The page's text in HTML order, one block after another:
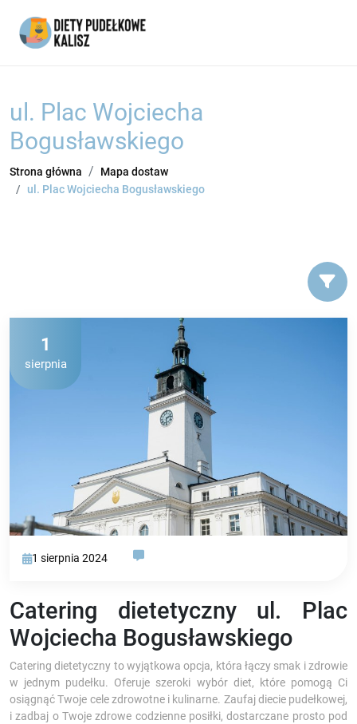
ul. Plac Wojciecha
Bogusławskiego
Strona główna
Mapa dostaw
ul. Plac Wojciecha Bogusławskiego
1 sierpnia 2024
1
sierpnia
Catering dietetyczny ul. Plac
Wojciecha Bogusławskiego
Catering dietetyczny to wyjątkowa opcja, która łączy smak i zdrowie
w jednym pudełku. Oferuje szeroki wybór diet, które pomogą Ci
osiągnąć Twoje cele zdrowotne i kulinarne. Zaufaj diecie pudełkowej,
i zadbaj o Twoje zdrowe codzienne posiłki, dostarczane prosto pod